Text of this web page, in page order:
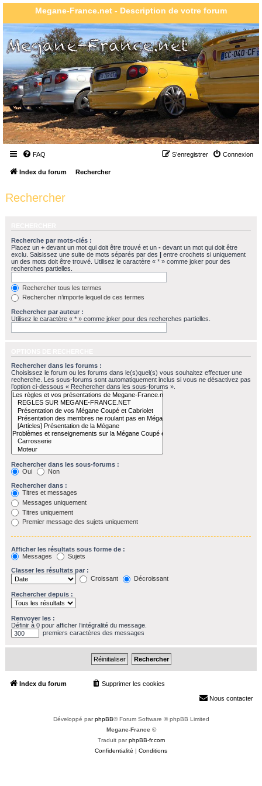
Megane-France.net - Description de votre forum
FAQ Connexion
S’enregistrer
Index du forum Rechercher
Rechercher
Recherche par mots-clés :
Placez un + devant un mot qui doit être trouvé et un - devant un mot qui doit être
exclu. Saisissez une suite de mots séparés par des | entre crochets si uniquement
un des mots doit être trouvé. Utilisez le caractère « * » comme joker pour des
recherches partielles.
Rechercher tous les termes
Rechercher n’importe lequel de ces termes
Rechercher par auteur :
Utilisez le caractère « * » comme joker pour des recherches partielles.
Rechercher dans les forums :
Choisissez le forum ou les forums dans le(s)quel(s) vous souhaitez effectuer une
recherche. Les sous-forums sont automatiquement inclus si vous ne désactivez pas
l’option ci-dessous « Rechercher dans les sous-forums ».
Rechercher dans les sous-forums :
Oui
Non
Rechercher dans :
Titres et messages
Messages uniquement
Titres uniquement
Premier message des sujets uniquement
Afficher les résultats sous forme de :
Messages
Sujets
Classer les résultats par :
Croissant
Décroissant
Rechercher depuis :
Renvoyer les :
Définir à 0 pour afficher l’intégralité du message.
premiers caractères des messages
Index du forum Supprimer les cookies
Nous contacter
Développé parphpBB® Forum Software © phpBB Limited
Megane-France ©
Traduit parphpBB-fr.com
Confidentialité
Conditions